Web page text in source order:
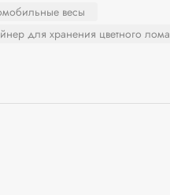
весы
для хранения цветного лома